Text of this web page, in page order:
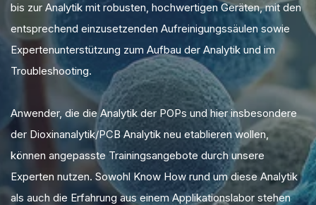
bis zur Analytik mit robusten, hochwertigen Geräten, mit den
entsprechend einzusetzenden Aufreinigungssäulen sowie
Expertenunterstützung zum Aufbau der Analytik und im
Troubleshooting.
Anwender, die die Analytik der POPs und hier insbesondere
der Dioxinanalytik/PCB Analytik neu etablieren wollen,
können angepasste Trainingsangebote durch unsere
Experten nutzen. Sowohl Know How rund um diese Analytik
als auch die Erfahrung aus einem Applikationslabor stehen